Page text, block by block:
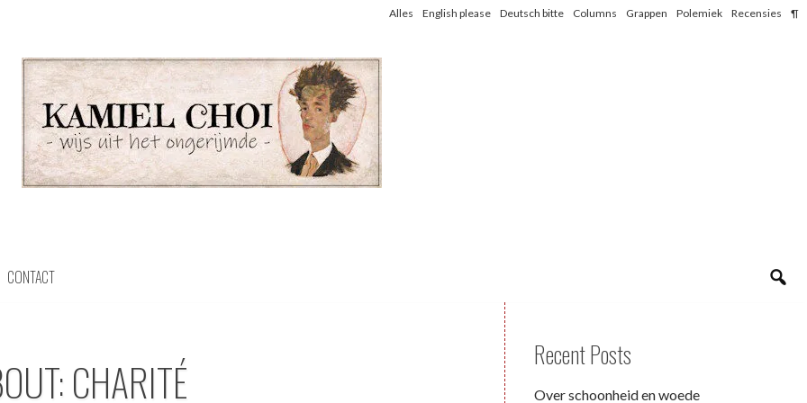
Alles English please Deutsch bitte Columns Grappen Polemiek Recensies ¶
CONTACT
CHARITÉ Recent Posts
Over schoonheid en woede